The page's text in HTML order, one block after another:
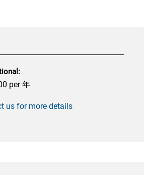
per 年
us for more details